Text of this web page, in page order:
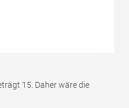
15. Daher wäre die